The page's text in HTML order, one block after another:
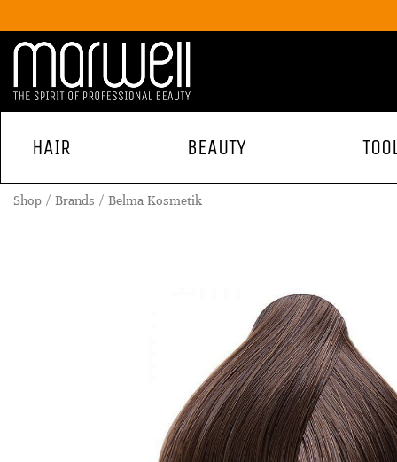
HAIR BEAUTY
Shop Brands Belma Kosmetik